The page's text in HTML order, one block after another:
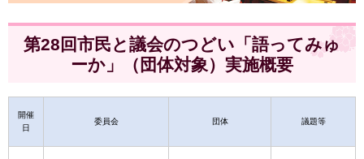
第28回市民と議会のつどい「語ってみゅ
ーか」（団体対象）実施概要
開催
日
委員会 団体 議題等